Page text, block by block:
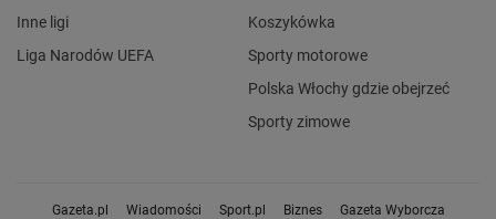
Inne ligi
Liga Narodów UEFA
Koszykówka
Sporty motorowe
Polska Włochy gdzie obejrzeć
Sporty zimowe
Gazeta.pl Wiadomości Sport.pl Biznes
Gazeta Wyborcza